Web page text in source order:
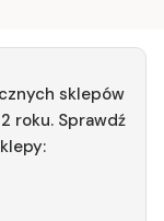
sklepów
roku. Sprawdź